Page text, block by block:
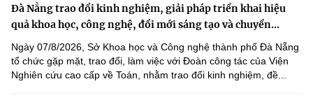
Đà Nẵng trao đổi kinh nghiệm, giải pháp triển khai hiệu
quả khoa học, công nghệ, đổi mới sáng tạo và chuyển...
Ngày 07/8/2026, Sở Khoa học và Công nghệ thành phố Đà Nẵng
tổ chức gặp mặt, trao đổi, làm việc với Đoàn công tác của Viện
Nghiên cứu cao cấp về Toán, nhằm trao đổi kinh nghiệm, đề...